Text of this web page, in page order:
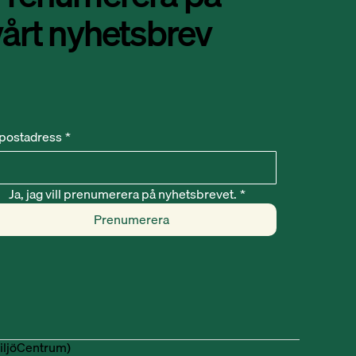
nyhetsbrev
*
Ja, jag vill prenumerera på nyhetsbrevet. *
Prenumerera